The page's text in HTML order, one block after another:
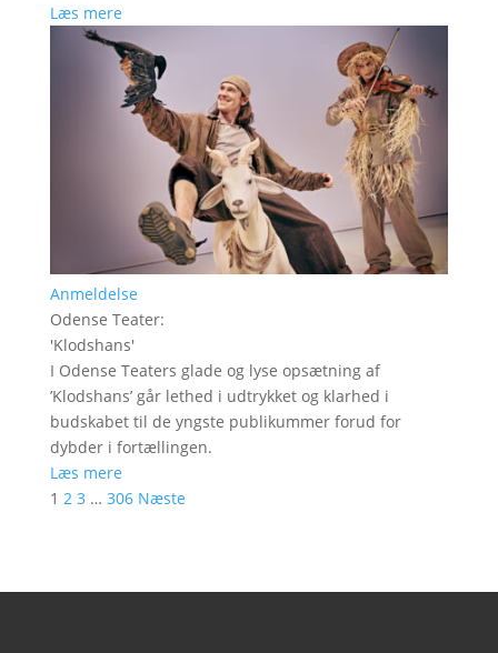
Læs mere
Anmeldelse
Odense Teater:
'Klodshans'
I Odense Teaters glade og lyse opsætning af
’Klodshans’ går lethed i udtrykket og klarhed i
budskabet til de yngste publikummer forud for
dybder i fortællingen.
Læs mere
1 2 3 … 306 Næste